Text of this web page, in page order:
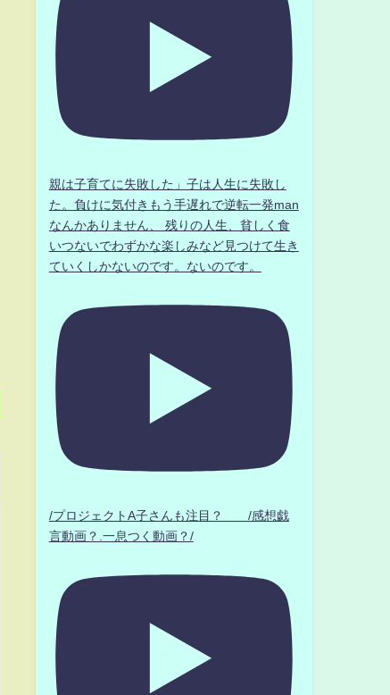
親は子育てに失敗した」子は人生に失敗し
た。負けに気付きもう手遅れで逆転一発man
なんかありません、 残りの人生、貧しく食
いつないでわずかな楽しみなど見つけて生き
ていくしかないのです。ないのです。
/プロジェクトA子さんも注目？ /感想戯
言動画？.一息つく動画？/